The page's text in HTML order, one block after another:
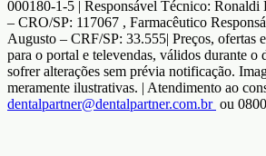
000180-1-5 | Responsável Técnico:
– CRO/SP: 117067 , Farmacêutico
Augusto – CRF/SP: 33.555| Preços, ofertas
para o portal e televendas, válidos durante o
sofrer alterações sem prévia notificação.
meramente ilustrativas. | Atendimento ao
dentalpartner@dentalpartner.com.br ou